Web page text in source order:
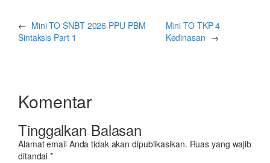
← Mini TO SNBT 2026 PPU PBM
Sintaksis Part 1
Mini TO TKP 4
Kedinasan →
Komentar
Tinggalkan Balasan
Alamat email Anda tidak akan dipublikasikan. Ruas yang wajib
ditandai*